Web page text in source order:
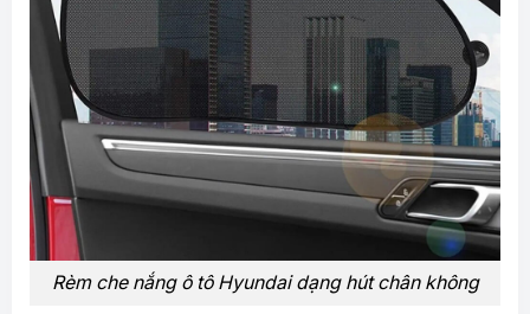
Rèm che nắng ô tô Hyundai dạng hút chân không